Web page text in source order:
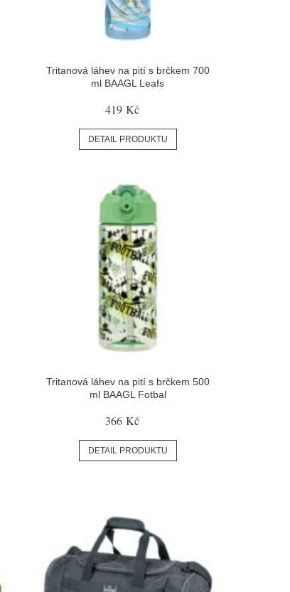
Tritanová láhev na pití s brčkem 700
ml BAAGL Leafs
419 Kč
DETAIL PRODUKTU
Tritanová láhev na pití s brčkem 500
ml BAAGL Fotbal
366 Kč
DETAIL PRODUKTU